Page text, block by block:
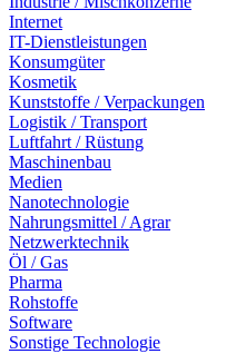
Internet
IT-Dienstleistungen
Konsumgüter
Kosmetik
Kunststoffe / Verpackungen
Logistik / Transport
Luftfahrt / Rüstung
Maschinenbau
Medien
Nanotechnologie
Nahrungsmittel / Agrar
Netzwerktechnik
Öl / Gas
Pharma
Rohstoffe
Software
Sonstige Technologie